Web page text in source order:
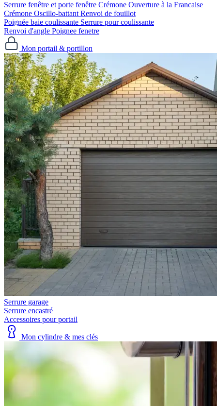
Serrure fenêtre et porte fenêtre
Crémone Ouverture à la Francaise
Crémone Oscillo-battant Renvoi de fouillot
Poignée baie coulissante Serrure pour coulissante
Renvoi d'angle Poignee fenetre
Mon portail & portillon
Serrure garage
Serrure encastré
Accessoires pour portail
Mon cylindre & mes clés